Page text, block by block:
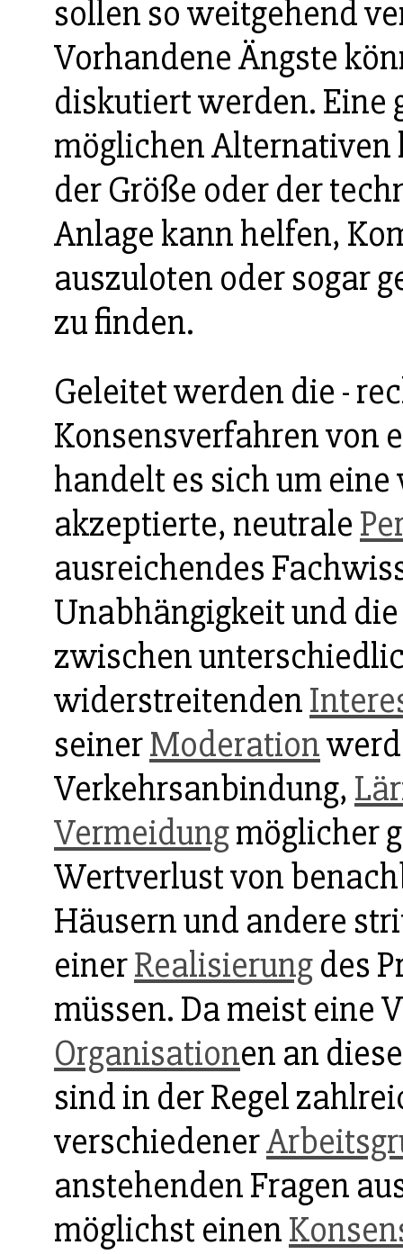
sollen so weitgehend
Vorhandene Ängste
diskutiert werden. Eine
möglichen
der Größe oder der
Anlage kann helfen,
auszuloten oder sogar
zu finden.
Geleitet werden die -
Konsensverfahren von
handelt es sich um
akzeptierte, neutrale
ausreichendes
Unabhängigkeit und
zwischen
widerstreitenden
seinerModeration
Verkehrsanbindung,
Vermeidungmöglicher
Wertverlust von
Häusern und andere
einerRealisierungdes
müssen. Da meist eine
Organisationen an
sind in der Regel
verschiedener
anstehenden Fragen
möglichst einen